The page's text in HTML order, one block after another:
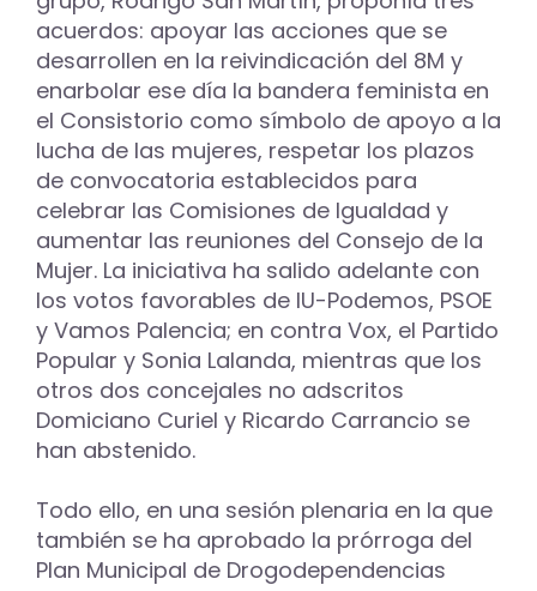
acuerdos: apoyar las acciones que se
desarrollen en la reivindicación del 8M y
enarbolar ese día la bandera feminista en
el Consistorio como símbolo de apoyo a la
lucha de las mujeres, respetar los plazos
de convocatoria establecidos para
celebrar las Comisiones de Igualdad y
aumentar las reuniones del Consejo de la
Mujer. La iniciativa ha salido adelante con
los votos favorables de IU-Podemos, PSOE
y Vamos Palencia; en contra Vox, el Partido
Popular y Sonia Lalanda, mientras que los
otros dos concejales no adscritos
Domiciano Curiel y Ricardo Carrancio se
han abstenido.
Todo ello, en una sesión plenaria en la que
también se ha aprobado la prórroga del
Plan Municipal de Drogodependencias